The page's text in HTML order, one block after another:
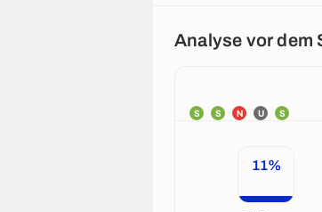
Analyse vor dem
S S N U S
11%